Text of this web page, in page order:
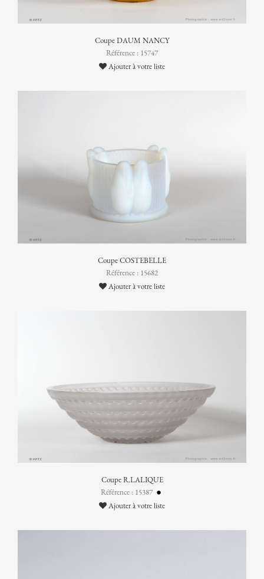
Coupe DAUM NANCY
Référence : 15747
Ajouter à votre liste
Coupe COSTEBELLE
Référence : 15682
Ajouter à votre liste
Coupe R.LALIQUE
Référence : 15387
Ajouter à votre liste